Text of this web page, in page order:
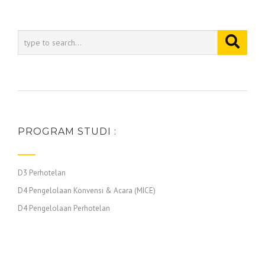
PROGRAM STUDI :
D3 Perhotelan
D4 Pengelolaan Konvensi & Acara (MICE)
D4 Pengelolaan Perhotelan